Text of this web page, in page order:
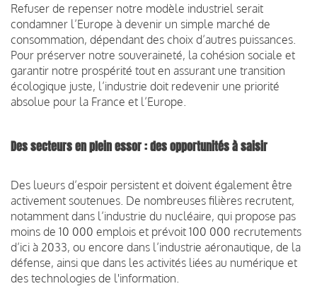
Refuser de repenser notre modèle industriel serait
condamner l’Europe à devenir un simple marché de
consommation, dépendant des choix d’autres puissances.
Pour préserver notre souveraineté, la cohésion sociale et
garantir notre prospérité tout en assurant une transition
écologique juste, l’industrie doit redevenir une priorité
absolue pour la France et l’Europe.
Des secteurs en plein essor : des opportunités à saisir
Des lueurs d’espoir persistent et doivent également être
activement soutenues. De nombreuses filières recrutent,
notamment dans l’industrie du nucléaire, qui propose pas
moins de 10 000 emplois et prévoit 100 000 recrutements
d’ici à 2033, ou encore dans l’industrie aéronautique, de la
défense, ainsi que dans les activités liées au numérique et
des technologies de l'information.